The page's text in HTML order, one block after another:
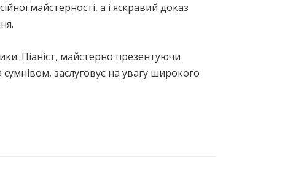
майстерності, а і яскравий доказ
Піаніст, майстерно презентуючи
заслуговує на увагу широкого